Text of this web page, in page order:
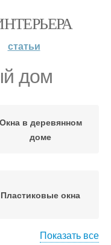
статьи
дом
Окна в деревянном
доме
Пластиковые окна
Показать все